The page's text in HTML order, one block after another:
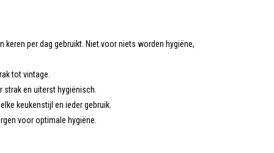
per dag gebruikt. Niet voor niets worden hygiëne,
tot vintage.
en uiterst hygiënisch.
keukenstijl en ieder gebruik.
voor optimale hygiëne.